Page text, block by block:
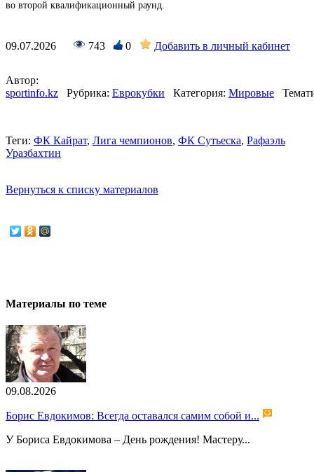
во второй квалификационный раунд.
09.07.2026 743 0 Добавить в личный кабинет
Автор:
sportinfo.kz
Рубрика: Еврокубки Категория: Мировые
Теги: ФК Кайрат, Лига чемпионов, ФК Сутьеска, Рафаэль
Уразбахтин
Вернуться к списку материалов
Материалы по теме
09.08.2026
Борис Евдокимов: Всегда оставался самим собой и...
У Бориса Евдокимова – День рождения! Мастеру...